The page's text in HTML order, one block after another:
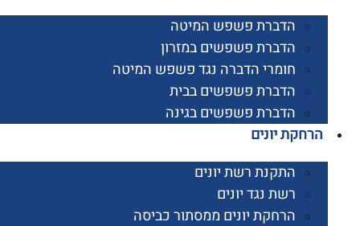
הדברת פשפש המיטה
הדברת פשפשים במזרון
חומרי הדברה נגד פשפש המיטה
הדברת פשפשים בבית
הדברת פשפשים בגינה
יונים
התקנת רשת יונים
רשת נגד יונים
הרחקת יונים ממסתור כביסה